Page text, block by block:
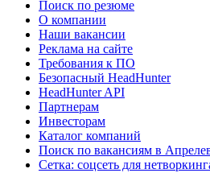
Поиск по резюме
О компании
Наши вакансии
Реклама на сайте
Требования к ПО
Безопасный HeadHunter
HeadHunter API
Партнерам
Инвесторам
Каталог компаний
Поиск по вакансиям в
Сетка: соцсеть для